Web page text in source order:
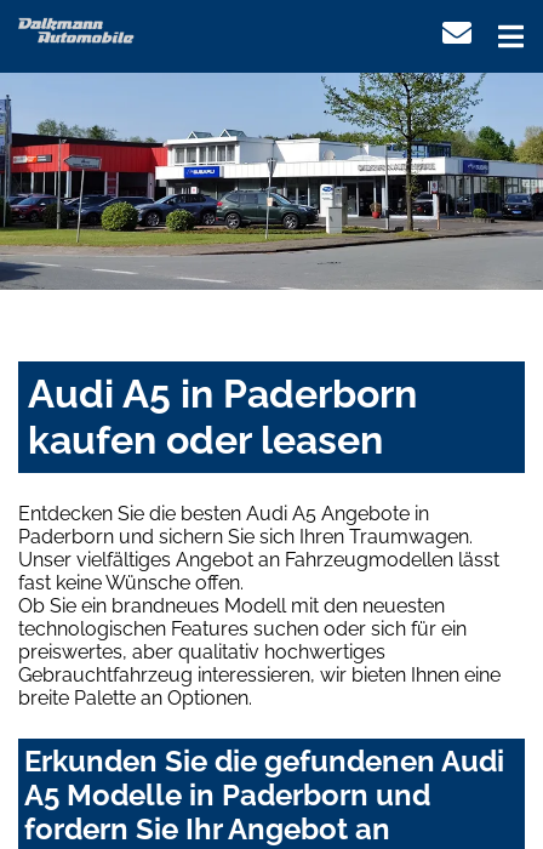
Audi A5 in Paderborn
kaufen oder leasen
Entdecken Sie die besten Audi A5 Angebote in
Paderborn und sichern Sie sich Ihren Traumwagen.
Unser vielfältiges Angebot an Fahrzeugmodellen lässt
fast keine Wünsche offen.
Ob Sie ein brandneues Modell mit den neuesten
technologischen Features suchen oder sich für ein
preiswertes, aber qualitativ hochwertiges
Gebrauchtfahrzeug interessieren, wir bieten Ihnen eine
breite Palette an Optionen.
Erkunden Sie die gefundenen Audi
A5 Modelle in Paderborn und
fordern Sie Ihr Angebot an